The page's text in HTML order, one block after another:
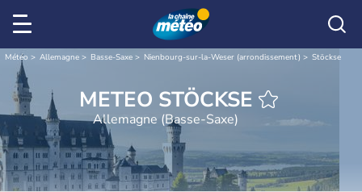
Météo Allemagne Basse-Saxe Nienbourg-sur-la-Weser (arrondissement) Stöckse
METEO STÖCKSE
Allemagne (Basse-Saxe)